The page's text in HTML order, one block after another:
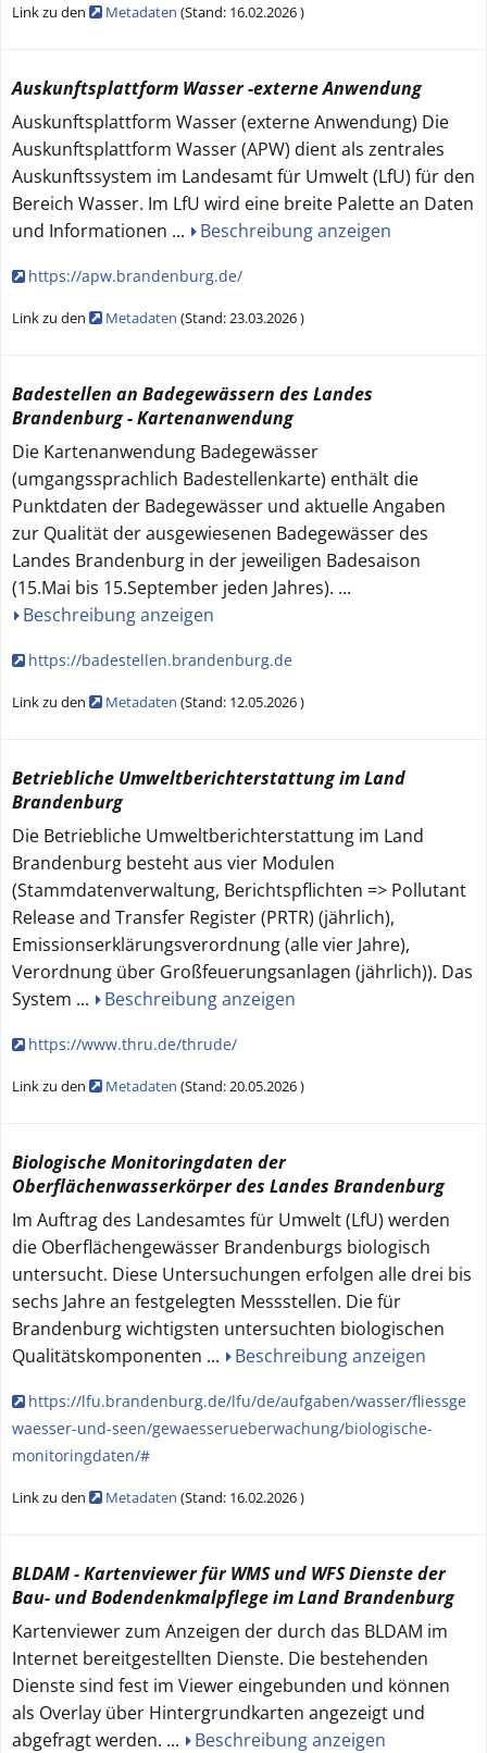
Link zu den Metadaten (Stand: 16.02.2026)
Auskunftsplattform Wasser -externe Anwendung
Auskunftsplattform Wasser (externe Anwendung) Die
Auskunftsplattform Wasser (APW) dient als zentrales
Auskunftssystem im Landesamt für Umwelt (LfU) für den
Bereich Wasser. Im LfU wird eine breite Palette an Daten
und Informationen ... Beschreibung anzeigen
https://apw.brandenburg.de/
Link zu den Metadaten (Stand:23.03.2026)
Badestellen an Badegewässern des Landes
Brandenburg - Kartenanwendung
Die Kartenanwendung Badegewässer
(umgangssprachlich Badestellenkarte) enthält die
Punktdaten der Badegewässer und aktuelle Angaben
zur Qualität der ausgewiesenen Badegewässer des
Landes Brandenburg in der jeweiligen Badesaison
(15.Mai bis 15.September jeden Jahres). ...
Beschreibung anzeigen
https://badestellen.brandenburg.de
Link zu den Metadaten (Stand: 12.05.2026)
Betriebliche Umweltberichterstattung im Land
Brandenburg
Die Betriebliche Umweltberichterstattung im Land
Brandenburg besteht aus vier Modulen
(Stammdatenverwaltung, Berichtspflichten => Pollutant
Release and Transfer Register (PRTR) (jährlich),
Emissionserklärungsverordnung (alle vier Jahre),
Verordnung über Großfeuerungsanlagen (jährlich)). Das
System ... Beschreibung anzeigen
https://www.thru.de/thrude/
Link zu den Metadaten (Stand:20.05.2026)
Biologische Monitoringdaten der
Oberflächenwasserkörper des Landes Brandenburg
Im Auftrag des Landesamtes für Umwelt (LfU) werden
die Oberflächengewässer Brandenburgs biologisch
untersucht. Diese Untersuchungen erfolgen alle drei bis
sechs Jahre an festgelegten Messstellen. Die für
Brandenburg wichtigsten untersuchten biologischen
Qualitätskomponenten ... Beschreibung anzeigen
https://lfu.brandenburg.de/lfu/de/aufgaben/wasser/fliessge
waesser-und-seen/gewaesserueberwachung/biologische-
monitoringdaten/#
Link zu den Metadaten (Stand: 16.02.2026)
BLDAM - Kartenviewer für WMS und WFS Dienste der
Bau- und Bodendenkmalpflege im Land Brandenburg
Kartenviewer zum Anzeigen der durch das BLDAM im
Internet bereitgestellten Dienste. Die bestehenden
Dienste sind fest im Viewer eingebunden und können
als Overlay über Hintergrundkarten angezeigt und
abgefragt werden. ... Beschreibung anzeigen